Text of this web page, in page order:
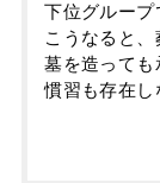
下位グループ
こうなると、
墓を造って
慣習も存在し